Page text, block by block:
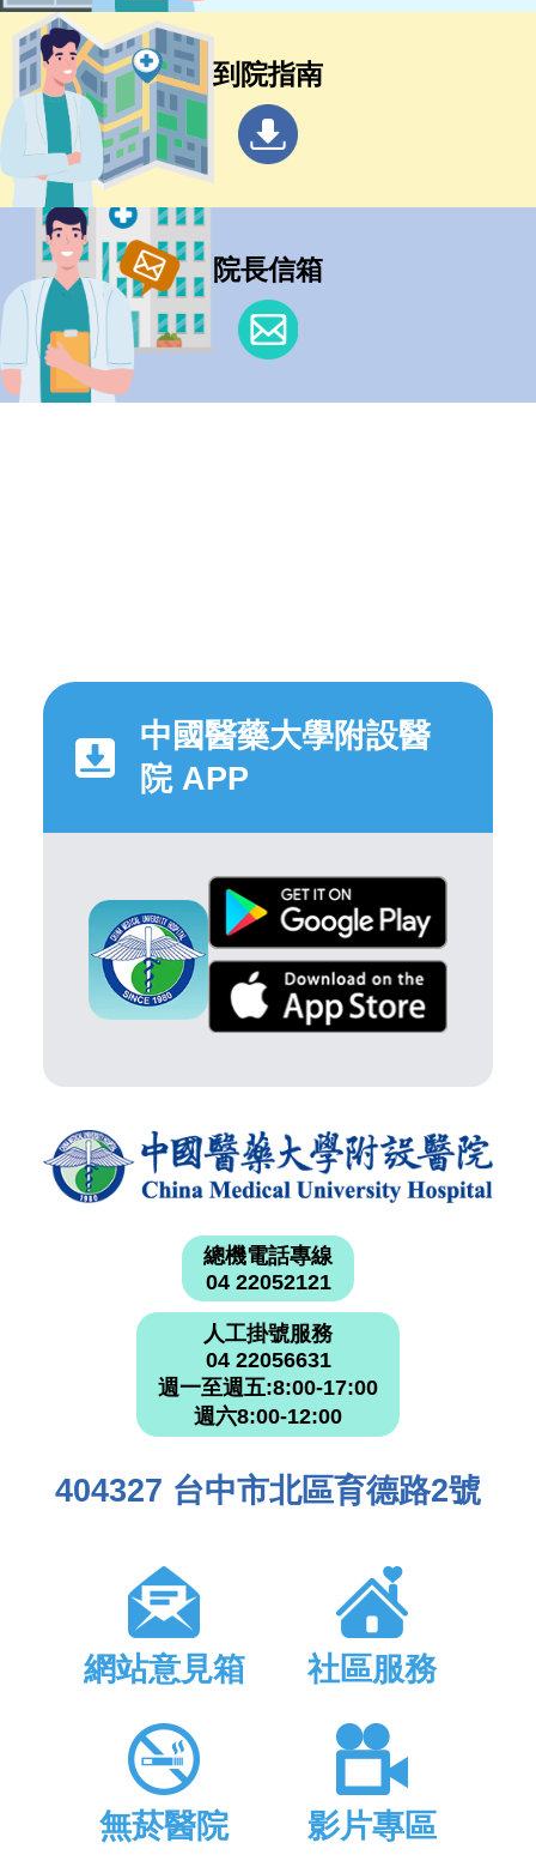
到院指南
院長信箱
中國醫藥大學附設醫
院 APP
總機電話專線
04 22052121
人工掛號服務
04 22056631
週一至週五:8:00-17:00
週六8:00-12:00
404327 台中市北區育德路2號
網站意見箱 社區服務
無菸醫院 影片專區